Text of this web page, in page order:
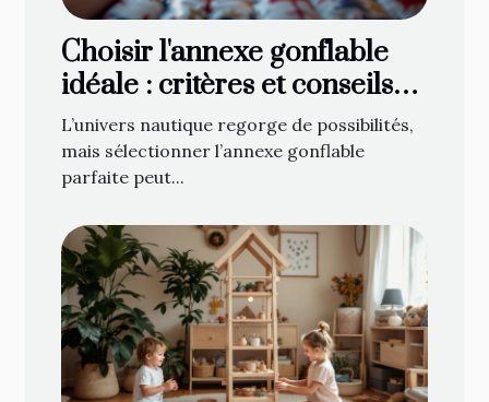
Choisir l'annexe gonflable
idéale : critères et conseils
d'achat
L’univers nautique regorge de possibilités,
mais sélectionner l’annexe gonflable
parfaite peut...